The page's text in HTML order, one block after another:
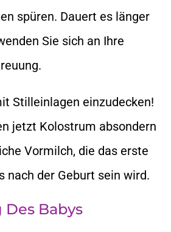
spüren. Dauert es länger
Sie sich an Ihre
Stilleinlagen einzudecken!
jetzt Kolostrum absondern
Vormilch, die das erste
nach der Geburt sein wird.
Babys